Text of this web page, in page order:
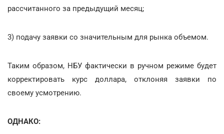
рассчитанного за предыдущий месяц;
3) подачу заявки со значительным для рынка объемом.
Таким образом, НБУ фактически в ручном режиме будет
корректировать курс доллара, отклоняя заявки по
своему усмотрению.
ОДНАКО: